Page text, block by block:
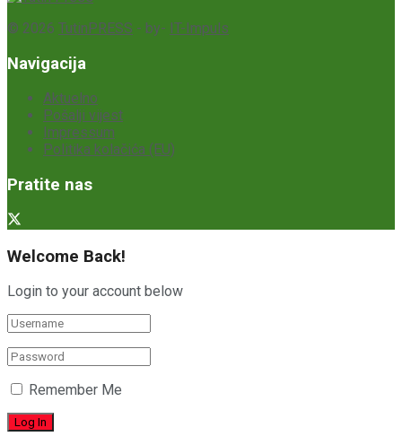
© 2026 TutinPRESS - by- IT-Impuls
Navigacija
Aktuelno
Pošalji vijest
Impressum
Politika kolačića (EU)
Pratite nas
Welcome Back!
Login to your account below
Remember Me